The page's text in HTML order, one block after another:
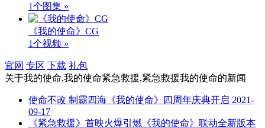
1个图集 »
《我的使命》CG
1个视频 »
官网 专区 下载 礼包
关于我的使命,我的使命紧急救援,紧急救援我的使命的新闻
使命不改 制霸四海《我的使命》四周年庆典开启 2021-
09-17
《紧急救援》首映火爆引燃《我的使命》联动全新版本